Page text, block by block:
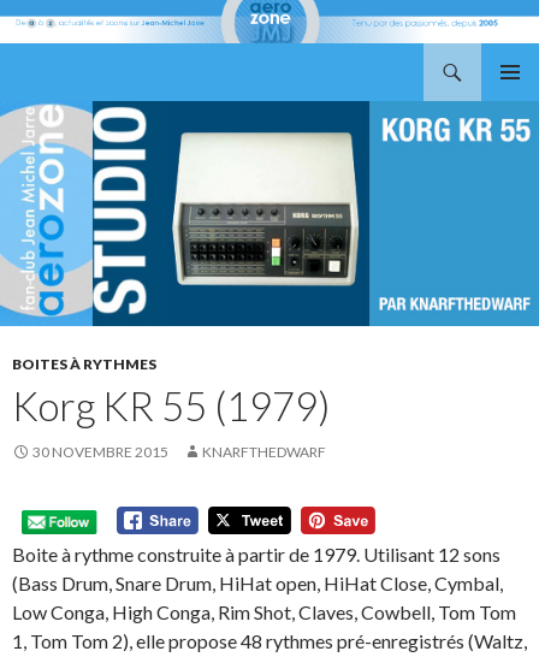
AU
CONTENU
BOITES À RYTHMES
Korg KR 55 (1979)
30 NOVEMBRE 2015 KNARFTHEDWARF
Boite à rythme construite à partir de 1979. Utilisant 12 sons
(Bass Drum, Snare Drum, HiHat open, HiHat Close, Cymbal,
Low Conga, High Conga, Rim Shot, Claves, Cowbell, Tom Tom
1, Tom Tom 2), elle propose 48 rythmes pré-enregistrés (Waltz,